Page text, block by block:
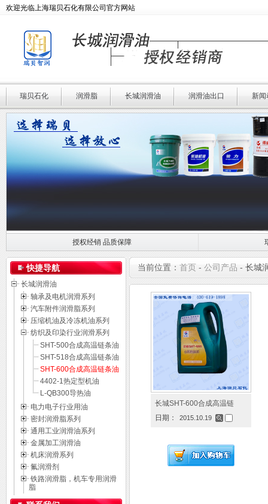
欢迎光临上海瑞贝石化有限公司官方网站
瑞贝石化 润滑脂 长城润滑油 润滑油出口 新闻
授权经销 品质保障
授权经销 品质保障
瑞贝石化 专业润滑
快捷导航
长城润滑油
轴承及电机润滑系列
汽车附件润滑脂系列
压缩机油及冷冻机油系列
纺织及印染行业润滑系列
SHT-500合成高温链条油
SHT-518合成高温链条油
SHT-600合成高温链条油
4402-1热定型机油
L-QB300导热油
电力电子行业用油
密封润滑脂系列
通用工业润滑油系列
金属加工润滑油
机床润滑系列
氟润滑剂
铁路润滑脂，机车专用润滑
脂
当前位置： 首页 - 公司产品 - 长城
长城SHT-600合成高温链
日期：
2015.10.19